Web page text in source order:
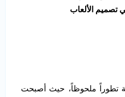
تطوراً ملحوظاً، حيث أصبحت